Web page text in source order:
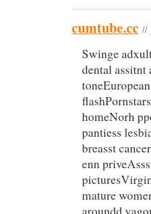
cumtube.cc //
Swinge
dental
homeNorh
pantiess
breasst
enn
mature
aroundd